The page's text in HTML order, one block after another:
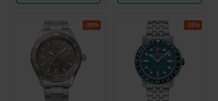
-30% -35%